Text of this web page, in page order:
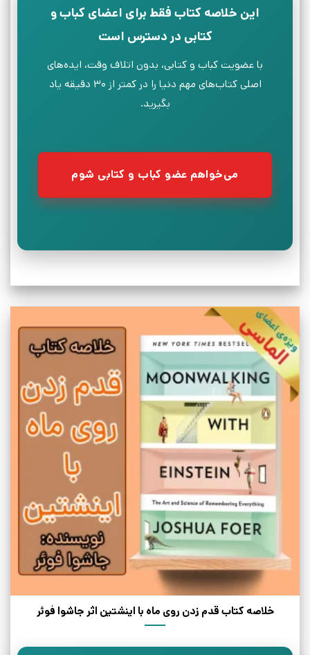
این خلاصه کتاب فقط برای اعضای کباب و
کتابی در دسترس است
با عضویت کباب و کتابی، بدون اتلاف وقت، ایده‌های
اصلی کتاب‌های مهم دنیا را در کمتر از ۳۰ دقیقه یاد
بگیرید.
می‌خواهم عضو کباب و کتابی شوم
خلاصه کتاب قدم زدن روی ماه با اینشتین اثر جاشوا فوئر